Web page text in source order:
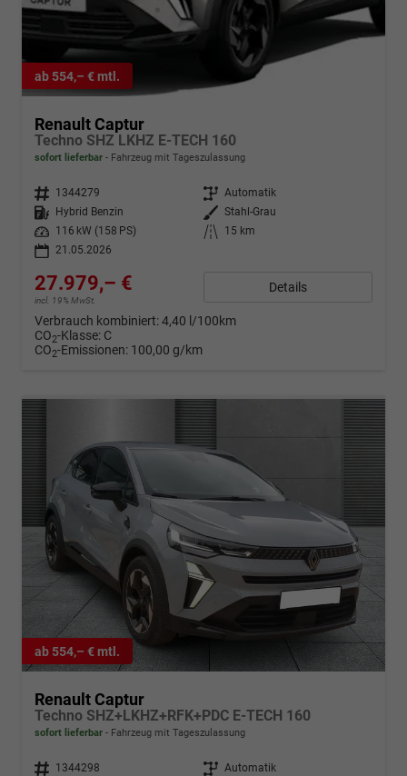
ab 554,– € mtl.
Renault Captur
Techno SHZ LKHZ E-TECH 160
sofort lieferbar Fahrzeug mit Tageszulassung
Fahrzeugnr. 1344279 Getriebe Automatik
Kraftstoff
Hybrid Benzin Außenfarbe Stahl-Grau
Leistung
116 kW (158 PS) Kilometerstand
15 km
21.05.2026
27.979,– €
incl. 19% MwSt.
Details
Verbrauch kombiniert:4,40 l/100km
CO2-Klasse: C
CO2-Emissionen: 100,00 g/km
ab 554,– € mtl.
Renault Captur
Techno SHZ+LKHZ+RFK+PDC E-TECH 160
sofort lieferbar Fahrzeug mit Tageszulassung
Fahrzeugnr. 1344298 Getriebe Automatik